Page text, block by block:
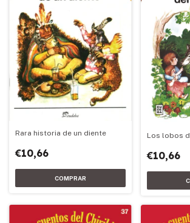
Rara historia de un diente
€10,66
Los lobos
€10,66